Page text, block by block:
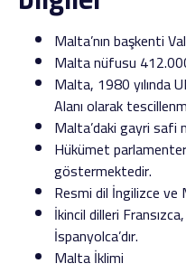
Malta’nın başkenti
Malta nüfusu
Malta, 1980 yılında
Alanı olarak
Malta’daki gayri safi
Hükümet
göstermektedir.
Resmi dil İngilizce ve
İkincil dilleri
İspanyolca’dır.
Malta İklimi